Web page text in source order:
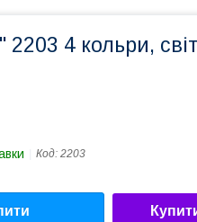
4 кольри,
Код: 2203